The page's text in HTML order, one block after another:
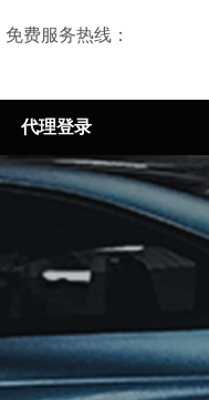
免费服务热线：
代理登录